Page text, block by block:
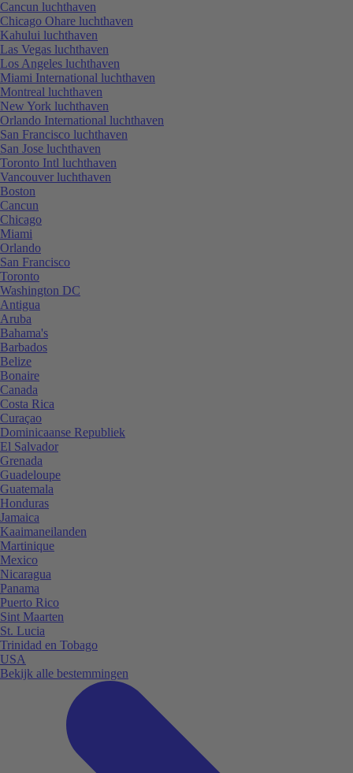
Cancun luchthaven
Chicago Ohare luchthaven
Kahului luchthaven
Las Vegas luchthaven
Los Angeles luchthaven
Miami International luchthaven
Montreal luchthaven
New York luchthaven
Orlando International luchthaven
San Francisco luchthaven
San Jose luchthaven
Toronto Intl luchthaven
Vancouver luchthaven
Boston
Cancun
Chicago
Miami
Orlando
San Francisco
Toronto
Washington DC
Antigua
Aruba
Bahama's
Barbados
Belize
Bonaire
Canada
Costa Rica
Curaçao
Dominicaanse Republiek
El Salvador
Grenada
Guadeloupe
Guatemala
Honduras
Jamaica
Kaaimaneilanden
Martinique
Mexico
Nicaragua
Panama
Puerto Rico
Sint Maarten
St. Lucia
Trinidad en Tobago
USA
Bekijk alle bestemmingen